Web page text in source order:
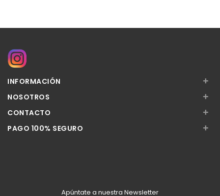
INFORMACIÓN +
NOSOTROS +
CONTACTO +
PAGO 100% SEGURO +
Apúntate a nuestra Newsletter